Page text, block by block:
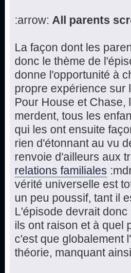
:arrow: All parents
La façon dont les
donc le thème de
donne l'opportunité à
propre expérience sur
Pour House et
merdent, tous les
qui les ont ensuite
rien d'étonnant au vu
renvoie d'ailleurs aux
relations familiales
vérité universelle est
un peu poussif, tant il
L'épisode devrait
ils ont raison et à quel
c'est que globalement
théorie, manquant